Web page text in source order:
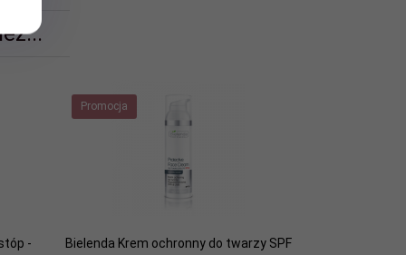
-
Promocja
Bielenda Krem ochronny do twarzy SPF